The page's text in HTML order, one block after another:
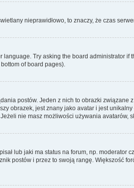
nieprawidłowo, to znaczy, że czas
Try asking the board administrator
of board pages).
postów. Jeden z nich to obrazki
obrazek, jest znany jako avatar i jest
nie masz możliwości używania
lub jaki ma status na forum, np.
postów i przez to swoją rangę. Większość